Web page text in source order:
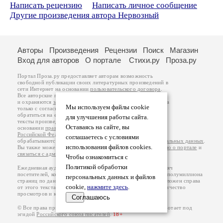
Написать рецензию
Написать личное сообщение
Другие произведения автора Нервозный
Мы используем файлы cookie
для улучшения работы сайта.
Оставаясь на сайте, вы
соглашаетесь с условиями
использования файлов cookies.
Чтобы ознакомиться с
Политикой обработки
персональных данных и файлов
cookie, нажмите здесь.
Соглашаюсь
Авторы Произведения Рецензии Поиск
Магазин
Вход для авторов
О портале Стихи.ру Проза.ру
Портал Проза.ру предоставляет авторам возможность
свободной публикации своих литературных произведений в
сети Интернет на основаниипользовательского договора
Все авторские права на произведения принадлежат авторам
и охраняются законом
. Перепечатка произведений возможна
только с согласия его автора, к которому вы можете
обратиться на его авторской странице. Ответственность за
тексты произведений авторы несут самостоятельно на
основанииправил публикацииизаконодательства
Российской Федерации
обрабатываются на основанииПолитики обработки персональных данных
Вы также можете посмотреть более подробнуюинформацию о портале и
связаться с администрацией
Ежедневная аудитория портала Проза.ру – порядка 100 тысяч
посетителей, которые в общей сумме просматривают более полумиллиона
страниц по данным счетчика посещаемости, который расположен справа
от этого текста. В каждой графе указано по две цифры: количество
просмотров и количество посетителей.
© Все права принадлежат авторам, 2000-2026. Портал работает под
эгидойРоссийского союза писателей.18+